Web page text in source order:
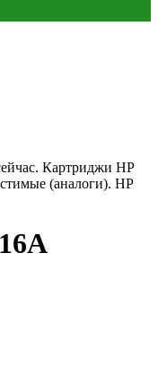
Картриджи HP
(аналоги). HP